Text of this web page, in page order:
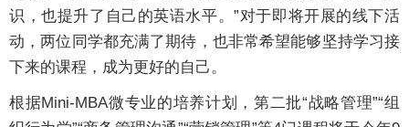
识，也提升了自己的英语水平。”对于即将开展的线下活
动，两位同学都充满了期待，也非常希望能够坚持学习接
下来的课程，成为更好的自己。
根据Mini-MBA微专业的培养计划，第二批“战略管理”“组